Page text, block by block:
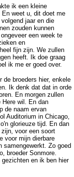
ik een kleine
En weet u, dit doet me
jaar en die
zouden kunnen
een week te
en
fijn zijn. We zullen
heeft. Ik doe graag
ik me er goed over.
de broeders hier, enkele
Ik denk dat dat in orde
En morgen zullen
wil. En dan
de naam ervan
Auditorium in Chicago,
glorieuze tijd. En dan
voor een soort
voor mijn dierbare
samengewerkt. Zo goed
broeder Sonmore.
en ik ben hier